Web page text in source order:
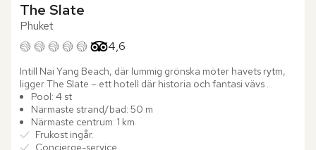
The Slate
Phuket
4,6
Betyg från Tripadvisor: 4.6 of 5
Intill Nai Yang Beach, där lummig grönska möter havets rytm,
ligger The Slate – ett hotell där historia och fantasi vävs
samman i en stilren och oväntad värld. Med arkitekten Bill
Bensleys kreativa blick har platsen fått nytt liv, som en djärv
tolkning av Phukets själ, där det förflutna omformas till samtida
design med djup och karaktär.
Pool: 4 st
Närmaste strand/bad: 50 m
Närmaste centrum: 1 km
Frukost ingår.